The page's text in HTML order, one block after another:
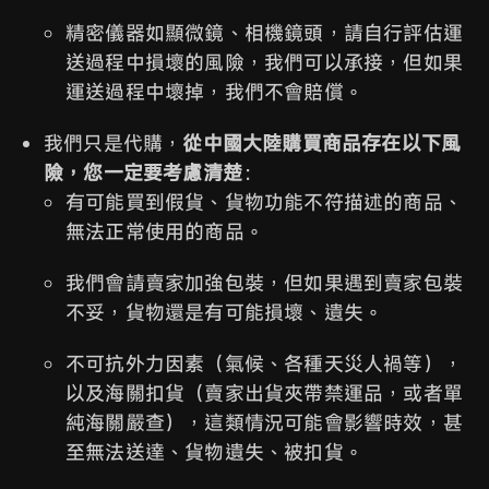
精密儀器如顯微鏡、相機鏡頭，請自行評估運
送過程中損壞的風險，我們可以承接，但如果
運送過程中壞掉，我們不會賠償。
我們只是代購， 從中國大陸購買商品存在以下風
險，您一定要考慮清楚：
有可能買到假貨、貨物功能不符描述的商品、
無法正常使用的商品。
我們會請賣家加強包裝，但如果遇到賣家包裝
不妥，貨物還是有可能損壞、遺失。
不可抗外力因素（氣候、各種天災人禍等），
以及海關扣貨（賣家出貨夾帶禁運品，或者單
純海關嚴查），這類情況可能會影響時效，甚
至無法送達、貨物遺失、被扣貨。